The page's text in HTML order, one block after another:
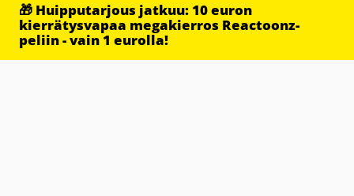
🎁 Huipputarjous jatkuu: 10 euron
kierrätysvapaa megakierros Reactoonz-
peliin - vain 1 eurolla!